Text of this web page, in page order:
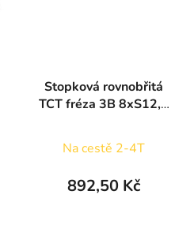
Stopková rovnobřitá
TCT fréza 3B 8xS12,7
Na cestě 2-4T
892,50 Kč